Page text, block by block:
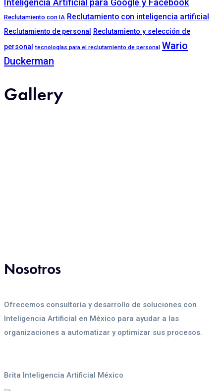
Reclutamiento con IA Reclutamiento con inteligencia artificial
Reclutamiento de personal Reclutamiento y selección de
personal tecnologías para el reclutamiento de personal Wario
Duckerman
Gallery
Nosotros
Ofrecemos consultoría y desarrollo de soluciones con
Inteligencia Artificial en México para ayudar a las
organizaciones a automatizar y optimizar sus procesos.
Brita Inteligencia Artificial México